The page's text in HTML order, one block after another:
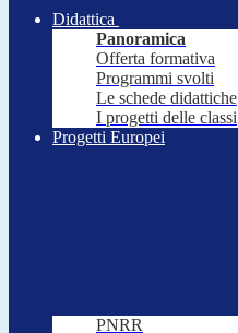
Didattica
Panoramica
Offerta formativa
Programmi svolti
Le schede didattiche
I progetti delle classi
Progetti Europei
PNRR